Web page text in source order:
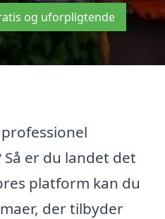
og uforpligtende
er du landet det
platform kan du
der tilbyder